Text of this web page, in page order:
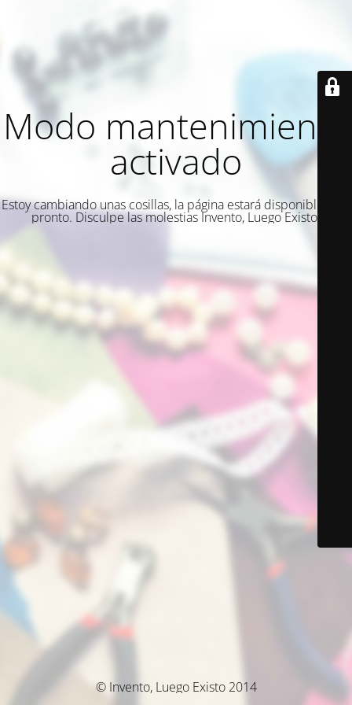
Modo mantenimiento
activado
Estoy cambiando unas cosillas, la página estará disponible muy
pronto. Disculpe las molestias Invento, Luego Existo.
© Invento, Luego Existo 2014